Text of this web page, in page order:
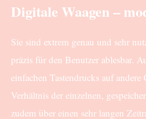
Digitale Waagen –
Sie sind extrem genau und sehr
präzis für den Benutzer ablesbar.
einfachen Tastendrucks auf
Verhältnis der einzelnen,
zudem über einen sehr langen